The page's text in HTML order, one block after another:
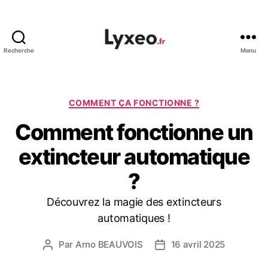
Recherche Menu
Catégories
COMMENT ÇA FONCTIONNE ?
Comment fonctionne un
extincteur automatique
?
Découvrez la magie des extincteurs
automatiques !
Auteur
Par Arno BEAUVOIS
Date16 avril 2025